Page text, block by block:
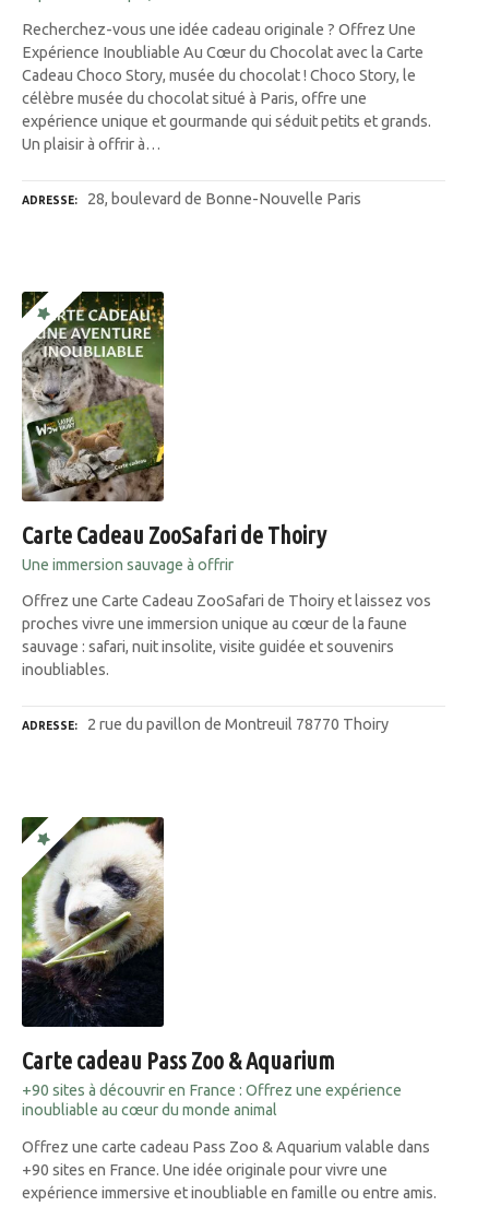
Recherchez-vous une idée cadeau originale ? Offrez Une
Expérience Inoubliable Au Cœur du Chocolat avec la Carte
Cadeau Choco Story, musée du chocolat ! Choco Story, le
célèbre musée du chocolat situé à Paris, offre une
expérience unique et gourmande qui séduit petits et grands.
Un plaisir à offrir à…
ADRESSE 28, boulevard de Bonne-Nouvelle Paris
Carte Cadeau ZooSafari de Thoiry
Une immersion sauvage à offrir
Offrez une Carte Cadeau ZooSafari de Thoiry et laissez vos
proches vivre une immersion unique au cœur de la faune
sauvage : safari, nuit insolite, visite guidée et souvenirs
inoubliables.
ADRESSE 2 rue du pavillon de Montreuil 78770 Thoiry
Carte cadeau Pass Zoo & Aquarium
+90 sites à découvrir en France : Offrez une expérience
inoubliable au cœur du monde animal
Offrez une carte cadeau Pass Zoo & Aquarium valable dans
+90 sites en France. Une idée originale pour vivre une
expérience immersive et inoubliable en famille ou entre amis.